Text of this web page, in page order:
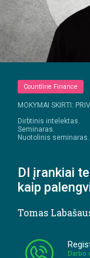
Countline Finance
MOKYMAI SKIRTI:
Dirbtinis intelektas.
Seminaras.
Nuotolinis seminaras.
DI įrankiai
kaip
Tomas
Darbo